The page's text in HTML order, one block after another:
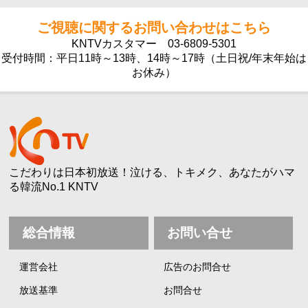
ご視聴に関するお問い合わせはこちら
KNTVカスタマー 03-6809-5301
受付時間：平日11時～13時、14時～17時（土日祝/年末年始は
お休み）
こだわりは日本初放送！泣ける、トキメク、あなたがハマ
る韓流No.1 KNTV
総合情報
運営会社
放送基準
お問い合せ
広告のお問合せ
お問合せ